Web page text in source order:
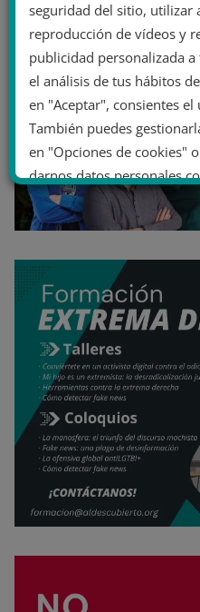
seguridad del sitio, utilizar
reproducción de vídeos y
publicidad personalizada
el análisis de tus hábitos
en "Aceptar", consientes el
También puedes
en "Opciones de cookies"
darnos datos personales
último, puedes leer
No dar mi información
.
Opciones de cookies
Rechazar cookies